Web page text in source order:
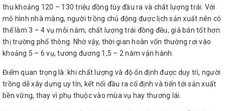
thu khoảng 120 – 130 triệu đồng tùy đầu ra và chất lượng trái. Với
mô hình nhà màng, người trồng chủ động được lịch sản xuất nên có
thể làm 3 – 4 vụ mỗi năm, chất lượng trái đồng đều, giá bán tốt hơn
thị trường phổ thông. Nhờ vậy, thời gian hoàn vốn thường rơi vào
khoảng 5 – 6 vụ, tương đương 1,5 – 2 năm vận hành.
Điểm quan trọng là: khi chất lượng và độ ổn định được duy trì, người
trồng dễ xây dựng uy tín, kết nối đầu ra cố định và tiến tới sản xuất
bền vững, thay vì phụ thuộc vào mùa vụ hay thương lái.